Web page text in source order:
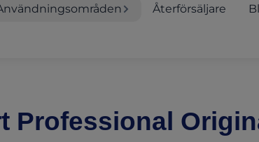
Återförsäljare
Professional